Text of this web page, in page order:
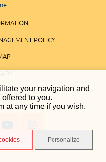
your navigation and
to you.
at any time if you wish.
Personalize
POLICY